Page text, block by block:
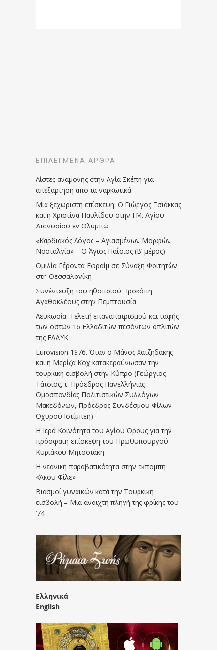
ΕΠΙΛΕΓΜΈΝΑ ΆΡΘΡΑ
Λίστες αναμονής στην Αγία Σκέπη για
απεξάρτηση απο τα ναρκωτικά
Μια ξεχωριστή επίσκεψη: Ο Γιώργος Τσιάκκας
και η Χριστίνα Παυλίδου στην Ι.Μ. Αγίου
Διονυσίου εν Ολύμπω
«Καρδιακός Λόγος – Αγιασμένων Μορφών
Νοσταλγία» – Ο Άγιος Παΐσιος (Β’ μέρος)
Ομιλία Γέροντα Εφραίμ σε Σύναξη Φοιτητών
στη Θεσσαλονίκη
Συνέντευξη του ηθοποιού Προκόπη
Αγαθοκλέους στην Πεμπτουσία
Λευκωσία: Τελετή επαναπατρισμού και ταφής
των οστών 16 Ελλαδιτών πεσόντων οπλιτών
της ΕΛΔΥΚ
Eurovision 1976. Όταν ο Μάνος Χατζηδάκης
και η Μαρίζα Κοχ κατακεραύνωσαν την
τουρκική εισβολή στην Κύπρο (Γεώργιος
Τάτσιος, τ. Πρόεδρος Πανελλήνιας
Ομοσπονδίας Πολιτιστικών Συλλόγων
Μακεδόνων, Πρόεδρος Συνδέσμου Φίλων
Οχυρού Ιστίμπεη)
Η Ιερά Κοινότητα του Αγίου Όρους για την
πρόσφατη επίσκεψη του Πρωθυπουργού
Κυριάκου Μητσοτάκη
Η νεανική παραβατικότητα στην εκπομπή
«Άκου Φίλε»
Βιασμοί γυναικών κατά την Τουρκική
εισβολή – Μια ανοιχτή πληγή της φρίκης του
’74
Ελληνικά
English